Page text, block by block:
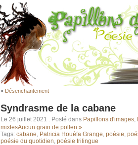
« Désenchantement
Syndrasme de la cabane
Le 26 juillet 2021 . Posté dans Papillons d'images,
mixtesAucun grain de pollen »
Tags: cabane, Patricia Houéfa Grange, poésie,
poésie du quotidien, poésie trilingue